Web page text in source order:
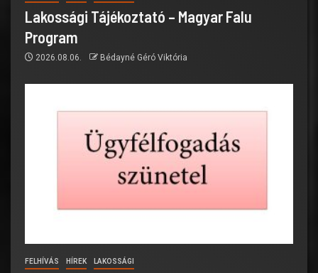
Lakossági Tájékoztató – Magyar Falu
Program
2026.08.06. Bédayné Géró Viktória
FELHÍVÁS HÍREK LAKOSSÁGI